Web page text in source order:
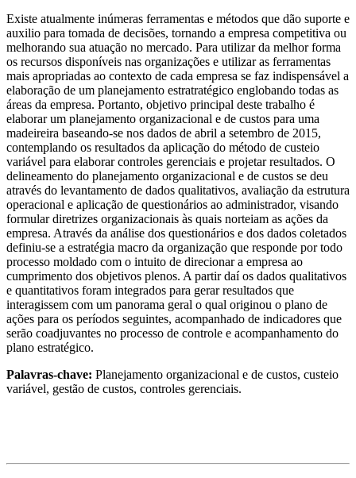
Existe atualmente inúmeras ferramentas e métodos que dão suporte e
auxilio para tomada de decisões, tornando a empresa competitiva ou
melhorando sua atuação no mercado. Para utilizar da melhor forma
os recursos disponíveis nas organizações e utilizar as ferramentas
mais apropriadas ao contexto de cada empresa se faz indispensável a
elaboração de um planejamento estratratégico englobando todas as
áreas da empresa. Portanto, objetivo principal deste trabalho é
elaborar um planejamento organizacional e de custos para uma
madeireira baseando-se nos dados de abril a setembro de 2015,
contemplando os resultados da aplicação do método de custeio
variável para elaborar controles gerenciais e projetar resultados. O
delineamento do planejamento organizacional e de custos se deu
através do levantamento de dados qualitativos, avaliação da estrutura
operacional e aplicação de questionários ao administrador, visando
formular diretrizes organizacionais às quais norteiam as ações da
empresa. Através da análise dos questionários e dos dados coletados
definiu-se a estratégia macro da organização que responde por todo
processo moldado com o intuito de direcionar a empresa ao
cumprimento dos objetivos plenos. A partir daí os dados qualitativos
e quantitativos foram integrados para gerar resultados que
interagissem com um panorama geral o qual originou o plano de
ações para os períodos seguintes, acompanhado de indicadores que
serão coadjuvantes no processo de controle e acompanhamento do
plano estratégico.
Palavras-chave: Planejamento organizacional e de custos, custeio
variável, gestão de custos, controles gerenciais.